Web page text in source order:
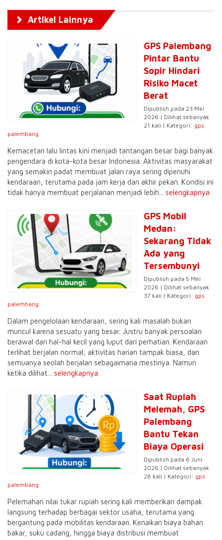
Artikel Lainnya
GPS Palembang
Pintar Bantu
Sopir Hindari
Risiko Macet
Berat
Dipublish pada 23 Mei
2026 | Dilihat sebanyak
21 kali | Kategori: gps
palembang
Kemacetan lalu lintas kini menjadi tantangan besar bagi banyak
pengendara di kota-kota besar Indonesia. Aktivitas masyarakat
yang semakin padat membuat jalan raya sering dipenuhi
kendaraan, terutama pada jam kerja dan akhir pekan. Kondisi ini
tidak hanya membuat perjalanan menjadi lebih... selengkapnya
GPS Mobil
Medan:
Sekarang Tidak
Ada yang
Tersembunyi
Dipublish pada 5 Mei
2026 | Dilihat sebanyak
37 kali | Kategori: gps
palembang
Dalam pengelolaan kendaraan, sering kali masalah bukan
muncul karena sesuatu yang besar. Justru banyak persoalan
berawal dari hal-hal kecil yang luput dari perhatian. Kendaraan
terlihat berjalan normal, aktivitas harian tampak biasa, dan
semuanya seolah berjalan sebagaimana mestinya. Namun
ketika dilihat... selengkapnya
Saat Rupiah
Melemah, GPS
Palembang
Bantu Tekan
Biaya Operasi
Dipublish pada 6 Juni
2026 | Dilihat sebanyak
28 kali | Kategori: gps
palembang
Pelemahan nilai tukar rupiah sering kali memberikan dampak
langsung terhadap berbagai sektor usaha, terutama yang
bergantung pada mobilitas kendaraan. Kenaikan biaya bahan
bakar, suku cadang, hingga biaya distribusi membuat